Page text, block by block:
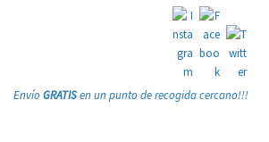
EnvíoGRATISen un punto de recogida cercano!!!